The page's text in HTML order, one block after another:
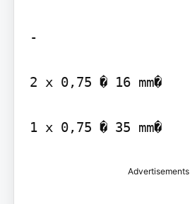
-
2 x 0,75 � 16 mm�
1 x 0,75 � 35 mm�
Advertisements